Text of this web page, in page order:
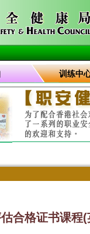
训练中
合格证书课程